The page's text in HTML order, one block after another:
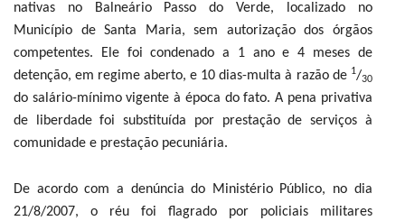
nativas no Balneário Passo do Verde, localizado no
Município de Santa Maria, sem autorização dos órgãos
competentes. Ele foi condenado a 1 ano e 4 meses de
detenção, em regime aberto, e 10 dias-multa à razão de 1/30
do salário-mínimo vigente à época do fato. A pena privativa
de liberdade foi substituída por prestação de serviços à
comunidade e prestação pecuniária.
De acordo com a denúncia do Ministério Público, no dia
21/8/2007, o réu foi flagrado por policiais militares